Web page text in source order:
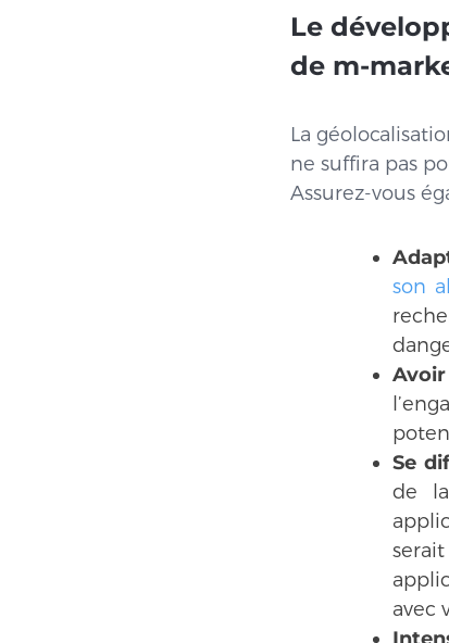
Le
de m-
La
ne suffira pas
Assurez-vous
son
Se
de
avec